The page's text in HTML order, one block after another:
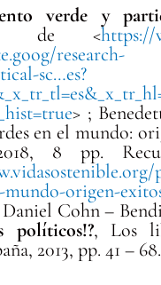
verde y
de <https://
research-
sc…es?
> ;
en el mundo:
2018, 8 pp.
mundo-origen-
Cohn –
políticos!?, Los
2013, pp. 41 – 68.